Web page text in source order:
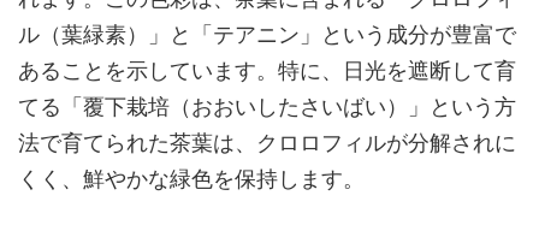
ル（葉緑素）」と「テアニン」という成分が豊富で
あることを示しています。特に、日光を遮断して育
てる「覆下栽培（おおいしたさいばい）」という方
法で育てられた茶葉は、クロロフィルが分解されに
くく、鮮やかな緑色を保持します。